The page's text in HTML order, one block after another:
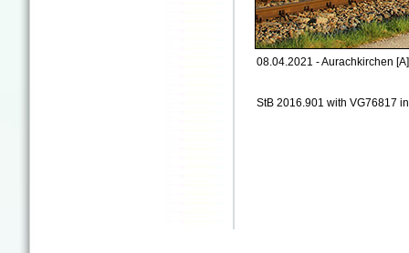
08.04.2021 - Aurachkirchen [A]
StB 2016.901 with VG76817